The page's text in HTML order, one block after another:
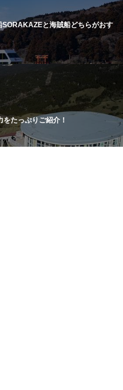
と海賊船どちらがおす
をたっぷりご紹介！